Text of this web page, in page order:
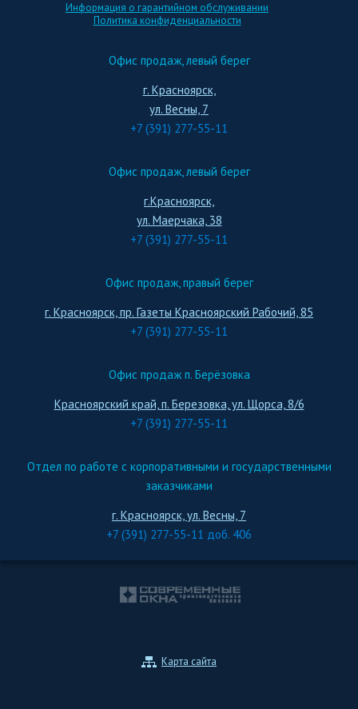
Информация о гарантийном обслуживании
Политика конфиденциальности
Офис продаж, левый берег
г. Красноярск,
ул. Весны, 7
+7 (391) 277-55-11
Офис продаж, левый берег
г.Красноярск,
ул. Маерчака, 38
+7 (391) 277-55-11
Офис продаж, правый берег
г. Красноярск, пр. Газеты Красноярский Рабочий, 85
+7 (391) 277-55-11
Офис продаж п. Берёзовка
Красноярский край, п. Березовка, ул. Щорса, 8/6
+7 (391) 277-55-11
Отдел по работе с корпоративными и государственными
заказчиками
г. Красноярск, ул. Весны, 7
+7 (391) 277-55-11 доб. 406
Карта сайта